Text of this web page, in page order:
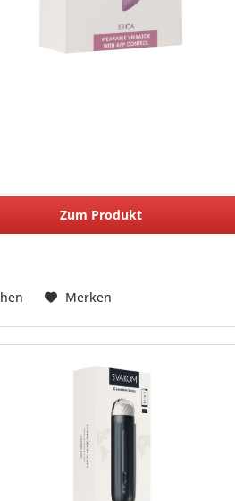
Zum Produkt
Merken